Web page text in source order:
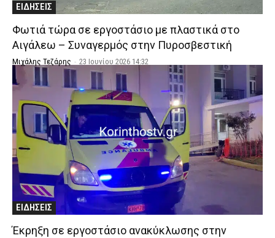
ΕΙΔΗΣΕΙΣ
Φωτιά τώρα σε εργοστάσιο με πλαστικά στο
Αιγάλεω – Συναγερμός στην Πυροσβεστική
Μιχάλης Τεζάρης - 23 Ιουνίου 2026 14:32
ΕΙΔΗΣΕΙΣ
Έκρηξη σε εργοστάσιο ανακύκλωσης στην